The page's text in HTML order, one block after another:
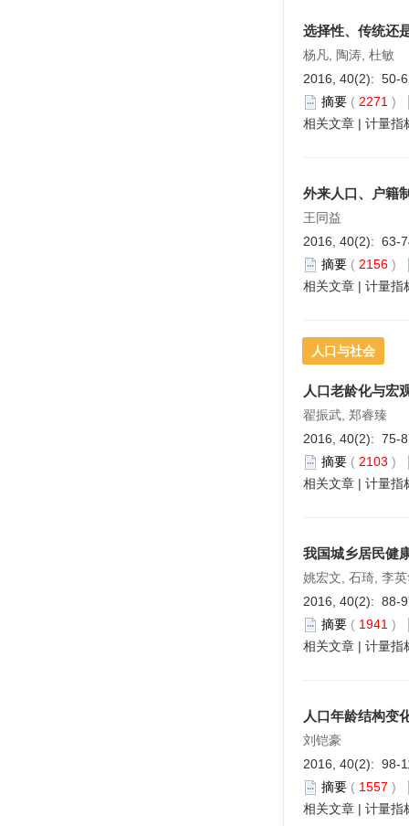
选择性、传统还
杨凡, 陶涛, 杜敏
2016, 40(2): 50-
摘要 ( 2271 )
相关文章 | 计量指
外来人口、户籍
王同益
2016, 40(2): 63-
摘要 ( 2156 )
相关文章 | 计量指
人口与社会
人口老龄化与宏
翟振武, 郑睿臻
2016, 40(2): 75-
摘要 ( 2103 )
相关文章 | 计量指
我国城乡居民健
姚宏文, 石琦, 李
2016, 40(2): 88-
摘要 ( 1941 )
相关文章 | 计量指
人口年龄结构变
刘铠豪
2016, 40(2): 98-
摘要 ( 1557 )
相关文章 | 计量指